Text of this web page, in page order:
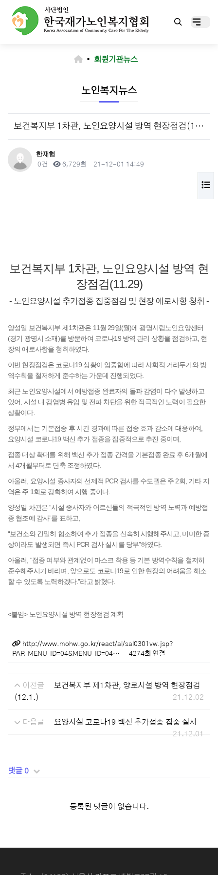
▪ 회원기관뉴스
노인복지뉴스
보건복지부 1차관, 노인요양시설 방역 현장점검(11.29)
작성자
한재협
댓글
0건 조회6,729회 작성일
21-12-01 14:49
보건복지부 1차관, 노인요양시설 방역 현
장점검(11.29)
- 노인요양시설 추가접종 집중점검 및 현장 애로사항 청취 -
양성일 보건복지부 제1차관은 11월 29일(월)에 광명시립노인요양센터
(경기 광명시 소재)를 방문하여 코로나19 방역 관리 상황을 점검하고, 현
장의 애로사항을 청취하였다.
이번 현장점검은 코로나19 상황이 엄중함에 따라 사회적 거리두기와 방
역수칙을 철저하게 준수하는 가운데 진행되었다.
최근 노인요양시설에서 예방접종 완료자의 돌파 감염이 다수 발생하고
있어, 시설 내 감염병 유입 및 전파 차단을 위한 적극적인 노력이 필요한
상황이다.
정부에서는 기본접종 후 시간 경과에 따른 접종 효과 감소에 대응하여,
요양시설 코로나19 백신 추가 접종을 집중적으로 추진 중이며,
접종 대상 확대를 위해 백신 추가 접종 간격을 기본접종 완료 후 6개월에
서 4개월부터로 단축 조정하였다.
아울러, 요양시설 종사자의 선제적 PCR 검사를 수도권은 주 2회, 기타 지
역은 주 1회로 강화하여 시행 중이다.
양성일 차관은 “시설 종사자와 어르신들의 적극적인 방역 노력과 예방접
종 협조에 감사”를 표하고,
“보건소와 긴밀히 협조하여 추가 접종을 신속히 시행해주시고, 미미한 증
상이라도 발생되면 즉시 PCR 검사 실시를 당부”하였다.
아울러, “접종 여부와 관계없이 마스크 착용 등 기본 방역수칙을 철저히
준수해주시기 바라며, 앞으로도 코로나19로 인한 현장의 어려움을 해소
할 수 있도록 노력하겠다.”라고 밝혔다.
<붙임> 노인요양시설 방역 현장점검 계획
관련링크http://www.mohw.go.kr/react/al/sal0301vw.jsp?
PAR_MENU_ID=04&MENU_ID=04…
4274회 연결
이전글
보건복지부 제1차관, 양로시설 방역 현장점검
(12.1.)
21.12.02
다음글
요양시설 코로나19 백신 추가접종 집중 실시
21.12.01
댓글 0
등록된 댓글이 없습니다.